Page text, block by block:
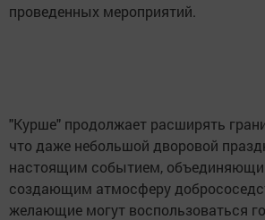
проведенных мероприятий.
"Курше" продолжает расширять
что даже небольшой дворовой
настоящим событием,
создающим атмосферу
желающие могут воспользоваться